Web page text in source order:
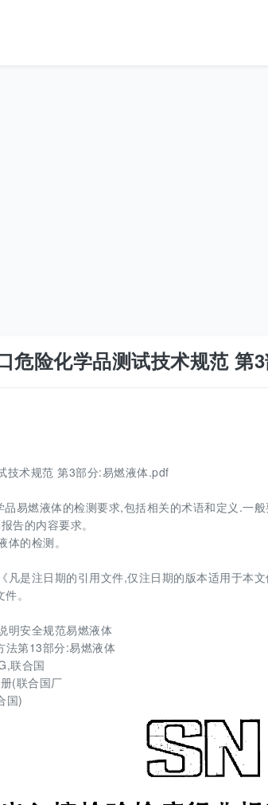
危险化学品测试技术规范 第
技术规范 第3部分:易燃液体.pdf
易燃液体的检测要求,包括相关的术语和定义.一
告的内容要求。
的检测。
凡是注日期的引用文件,仅注日期的版本适用于本
。
明安全规范易燃液体
法第13部分:易燃液体
联合国
(联合国厂
国)